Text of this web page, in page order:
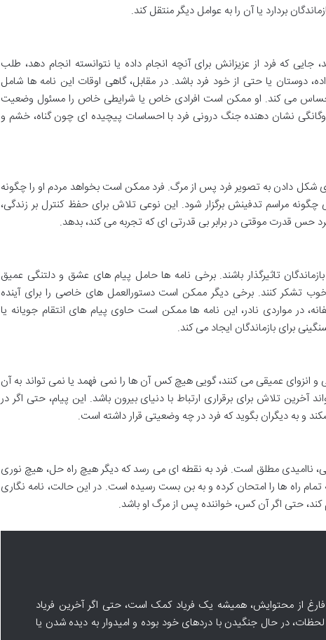
بردارد یا آن را به عوامل دیگر منتقل کند.
که فرد از عزیزانش برای آنچه انجام داده یا نتوانسته انجام دهد، طلب
یا حتی از خود فرد باشد. در مقابل، گاهی اوقات این نامه ها شامل
می کند. او ممکن است افرادی خاص یا شرایطی خاص را مسئول وضعیت
نشان دهنده جنگ درونی فرد با احساسات پیچیده ای چون گناه، خشم و
شکل دادن به تصویر فرد پس از مرگ. فرد ممکن است بخواهد مردم او را چگونه
چگونه مراسم تدفینش برگزار شود. این نوعی تلاش برای حفظ کنترل بر زندگی،
حس قدرت موقتی در برابر بی قدرتی ای که تجربه می کند، بدهد.
تاثیرگذار باشند. برخی نامه ها حامل پیام های عشق و دلتنگی عمیق
تشکر کنند. برخی دیگر ممکن است دستورالعمل های خاصی را برای آینده
در مواردی نادر، این نامه ها ممکن است حاوی پیام های انتقام جویانه یا
برای بازماندگان ایجاد می کند.
و انزوای عمیقی می کنند، گویی هیچ کس آن ها را نمی فهمد یا نمی تواند به آن
آخرین تلاش برای برقراری ارتباط با دنیای بیرون باشد. این پیام، حتی اگر در
و به دیگران بگوید که فرد در چه وضعیتی قرار داشته است.
ناامیدی مطلق است. فرد به نقطه ای می رسد که دیگر هیچ راه حل، هیچ نوری
راه ها را امتحان کرده و به بن بست رسیده است. در این حالت، نامه نگاری
حتی اگر آن کس، خواننده پس از مرگ او باشد.
از محتوایش، همیشه یک فریاد کمک است، حتی اگر آخرین فریاد
در حال جنگیدن با دردهای خود بوده و امیدوار به دیده شدن یا